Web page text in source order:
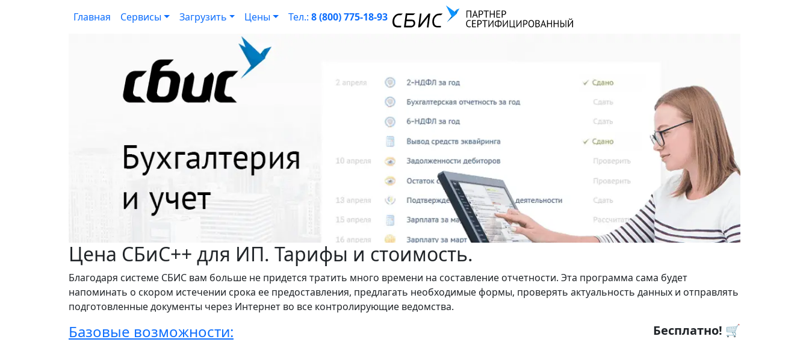
Главная Сервисы Загрузить Цены Тел.:8 (800) 775-18-93
Цена СБиС++ для ИП. Тарифы и стоимость.
Благодаря системе СБИС вам больше не придется тратить много времени на составление отчетности. Эта программа сама будет
напоминать о скором истечении срока ее предоставления, предлагать необходимые формы, проверять актуальность данных и отправлять
подготовленные документы через Интернет во все контролирующие ведомства.
Бесплатно! 🛒
Базовые возможности: